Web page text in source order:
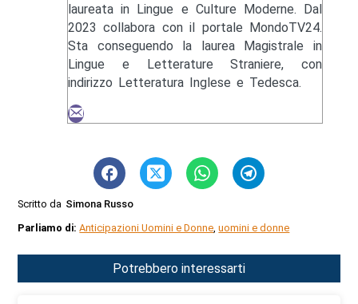
laureata in Lingue e Culture Moderne. Dal
2023 collabora con il portale MondoTV24.
Sta conseguendo la laurea Magistrale in
Lingue e Letterature Straniere, con
indirizzo Letteratura Inglese e Tedesca.
Scritto da Simona Russo
Parliamo di:Anticipazioni Uomini e Donne ,uomini e donne
Potrebbero interessarti